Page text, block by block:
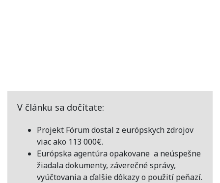
V článku sa dočítate:
Projekt Fórum dostal z európskych zdrojov
viac ako 113 000€.
Európska agentúra opakovane a neúspešne
žiadala dokumenty, záverečné správy,
vyúčtovania a ďalšie dôkazy o použití peňazí.